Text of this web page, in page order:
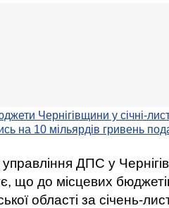
Чернігівщини у січні-
на 10 мільярдів гривень
ДПС у
що до місцевих бюджетів
області за січень-